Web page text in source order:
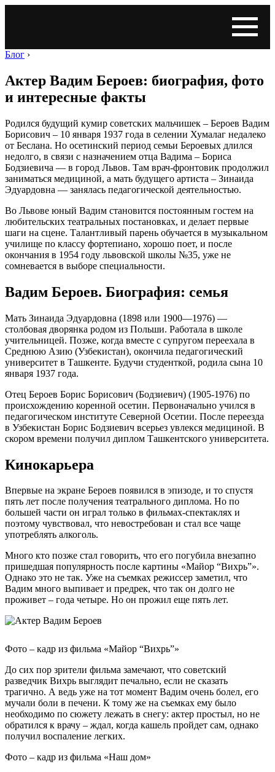
Блог ›
Актер Вадим Бероев: биография, фото
и интересные факты
Родился будущий кумир советских мальчишек ‒ Бероев Вадим
Борисович ‒ 10 января 1937 года в селении Хумалаг недалеко
от Беслана. Но осетинский период семьи Бероевых длился
недолго, в связи с назначением отца Вадима ‒ Бориса
Бодзиевича — в город Львов. Там врач-фронтовик продолжил
заниматься медициной, а мать будущего артиста ‒ Зинаида
Эдуардовна — занялась педагогической деятельностью.
Во Львове юный Вадим становится постоянным гостем на
любительских театральных постановках, и делает первые
шаги на сцене. Талантливый парень обучается в музыкальном
училище по классу фортепиано, хорошо поет, и после
окончания в 1954 году львовской школы №35, уже не
сомневается в выборе специальности.
Вадим Бероев. Биография: семья
Мать Зинаида Эдуардовна (1898 или 1900—1976) —
столбовая дворянка родом из Польши. Работала в школе
учительницей. Позже, когда вместе с супругом переехала в
Среднюю Азию (Узбекистан), окончила педагогический
университет в Ташкенте. Будучи студенткой, родила сына 10
января 1937 года.
Отец Бероев Борис Борисович (Бодзиевич) (1905-1976) по
происхождению коренной осетин. Первоначально учился в
педагогическом институте Северной Осетии. После переезда
в Узбекистан Борис Бодзиевич всерьез увлекся медициной. В
скором времени получил диплом Ташкентского университета.
Кинокарьера
Впервые на экране Бероев появился в эпизоде, и то спустя
пять лет после получения театрального диплома. Но по
большей части он играл только в фильмах-спектаклях и
поэтому чувствовал, что невостребован и стал все чаще
употреблять алкоголь.
Много кто позже стал говорить, что его погубила внезапно
пришедшая популярность после картины «Майор “Вихрь”».
Однако это не так. Уже на съемках режиссер заметил, что
Вадим много выпивает и предрек, что так он долго не
проживет – года четыре. Но он прожил еще пять лет.
Фото – кадр из фильма «Майор “Вихрь”»
До сих пор зрители фильма замечают, что советский
разведчик Вихрь выглядит печально, если не сказать
трагично. А ведь уже на тот момент Вадим очень болел, его
мучали боли в печени. К тому же на съемках ему было
необходимо по сюжету лежать в снегу: актер простыл, но не
обратился к врачу – ждал, когда кашель пройдет сам, однако
получил воспаление легких.
Фото – кадр из фильма «Наш дом»